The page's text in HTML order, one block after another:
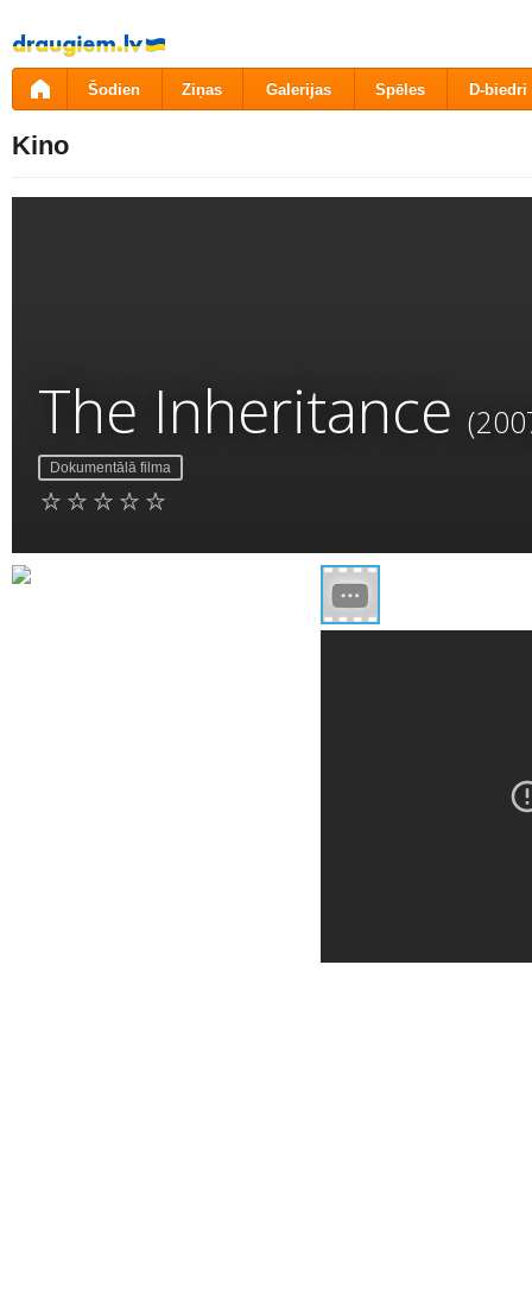
Pāriet
uz
saturu
Šodien Ziņas Galerijas Spēles D-biedri
Kino
The Inheritance
Dokumentālā filma